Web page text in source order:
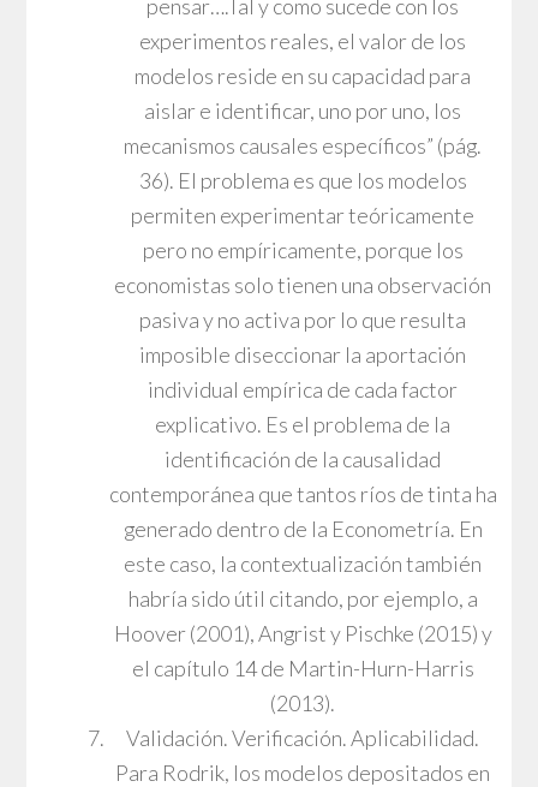
pensar….Tal y como sucede con los
experimentos reales, el valor de los
modelos reside en su capacidad para
aislar e identificar, uno por uno, los
mecanismos causales específicos” (pág.
36). El problema es que los modelos
permiten experimentar teóricamente
pero no empíricamente, porque los
economistas solo tienen una observación
pasiva y no activa por lo que resulta
imposible diseccionar la aportación
individual empírica de cada factor
explicativo. Es el problema de la
identificación de la causalidad
contemporánea que tantos ríos de tinta ha
generado dentro de la Econometría. En
este caso, la contextualización también
habría sido útil citando, por ejemplo, a
Hoover (2001), Angrist y Pischke (2015) y
el capítulo 14 de Martin-Hurn-Harris
(2013).
Validación. Verificación. Aplicabilidad.
Para Rodrik, los modelos depositados en